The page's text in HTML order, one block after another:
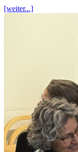
[weiter...]